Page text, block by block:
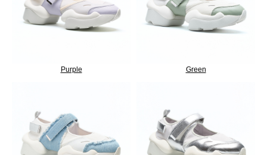
Purple Green